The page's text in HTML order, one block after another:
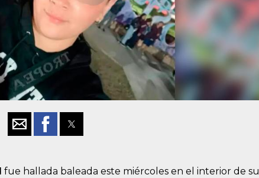
fue hallada baleada este miércoles en el interior de su